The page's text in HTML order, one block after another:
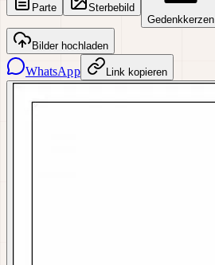
Parte
Sterbebild
Gedenkkerzen
Bilder hochladen
WhatsApp Link kopieren